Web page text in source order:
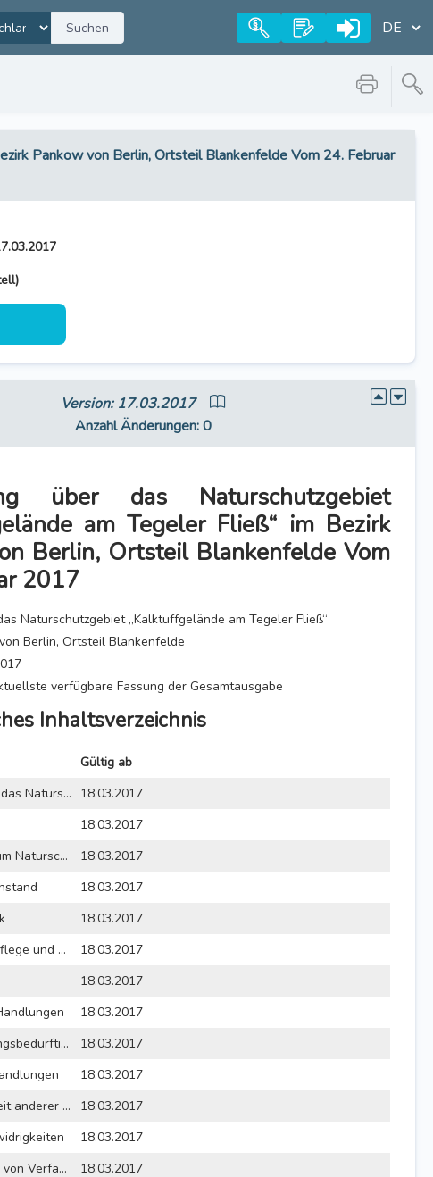
Suchen
Pankow von Berlin, Ortsteil Blankenfelde Vom 24. Februar
Version: 17.03.2017
Anzahl Änderungen: 0
über das Naturschutzgebiet
am Tegeler Fließ“ im Bezirk
Berlin, Ortsteil Blankenfelde Vom
2017
Naturschutzgebiet „Kalktuffgelände am Tegeler Fließ“
Berlin, Ortsteil Blankenfelde
verfügbare Fassung der Gesamtausgabe
Inhaltsverzeichnis
Gültig ab
Verordnung über das Naturschutzgebiet „Kalktuffgelände am Tegeler Fließ“ im Bezirk Pankow von Berlin, Ortsteil Blankenfelde vom 24. Februar 2017
18.03.2017
18.03.2017
§ 1 - Erklärung zum Naturschutzgebiet
18.03.2017
18.03.2017
18.03.2017
§ 4 - Erhaltung, Pflege und Entwicklung
18.03.2017
18.03.2017
18.03.2017
§ 7 - Genehmigungsbedürftige Handlungen
18.03.2017
18.03.2017
§ 9 - Unberührtheit anderer naturschutzrechtlicher Vorschriften
18.03.2017
18.03.2017
§ 11 - Verletzung von Verfahrens- und Formvorschriften
18.03.2017